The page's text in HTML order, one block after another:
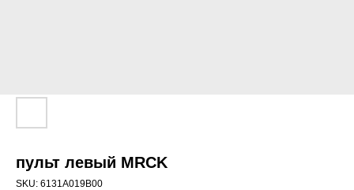
пульт левый МRCK
SKU: 6131A019B00